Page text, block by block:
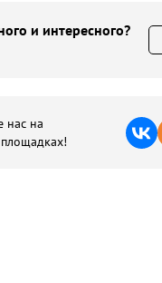
и интересного?
нас на